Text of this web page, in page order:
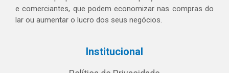
e comerciantes, que podem economizar nas compras do
lar ou aumentar o lucro dos seus negócios.
Institucional